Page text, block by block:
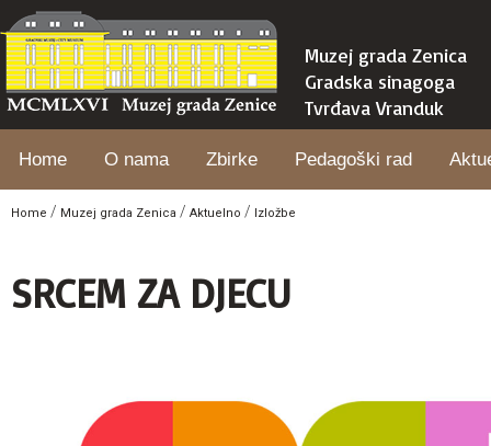
Muzej grada Zenica
Gradska sinagoga
Tvrđava Vranduk
Home O nama Zbirke Pedagoški rad
Home / Muzej grada Zenica / Aktuelno / Izložbe
SRCEM ZA DJECU